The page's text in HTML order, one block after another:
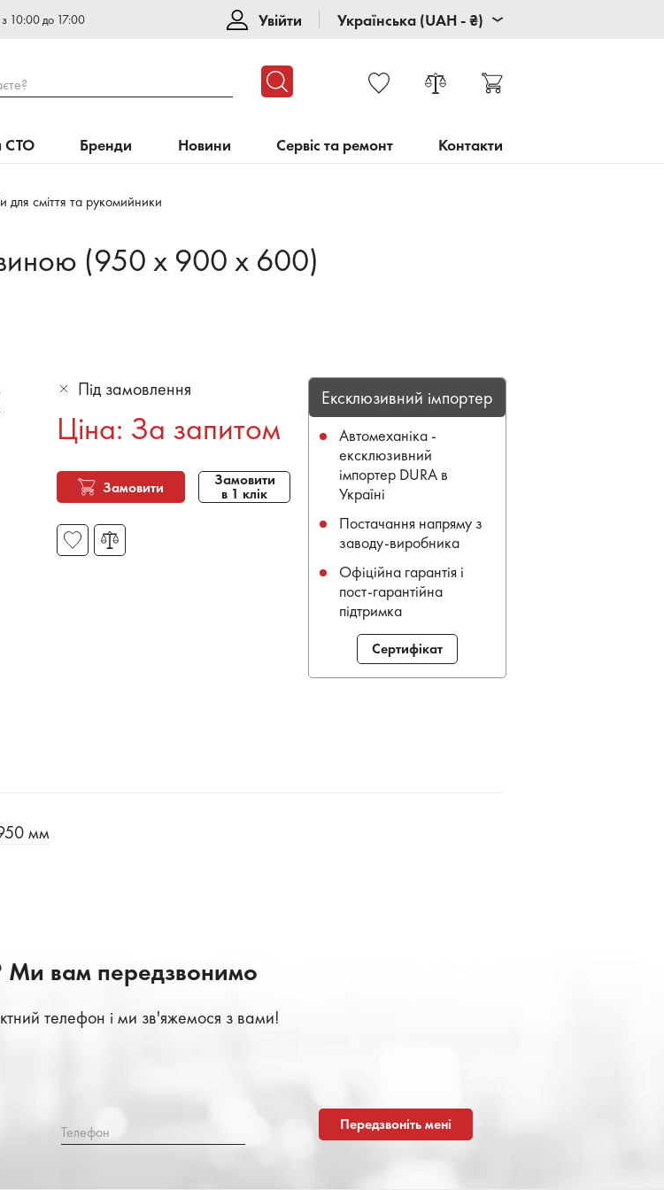
з 10:00 до 17:00 Увійти Українська (UAH - ₴)
СТО Бренди Новини Сервіс та ремонт Контакти
для сміття та рукомийники
(950 х 900 х 600)
Під замовлення
Ціна: За запитом
Замовити Замовити
в 1 клік
Ексклюзивний імпортер
Автомеханіка -
ексклюзивний
імпортер DURA в
Україні
Постачання напряму з
заводу-виробника
Офіційна гарантія і
пост-гарантійна
підтримка
Сертифікат
мм
Ми вам передзвонимо
телефон і ми зв'яжемося з вами!
Телефон Передзвоніть мені